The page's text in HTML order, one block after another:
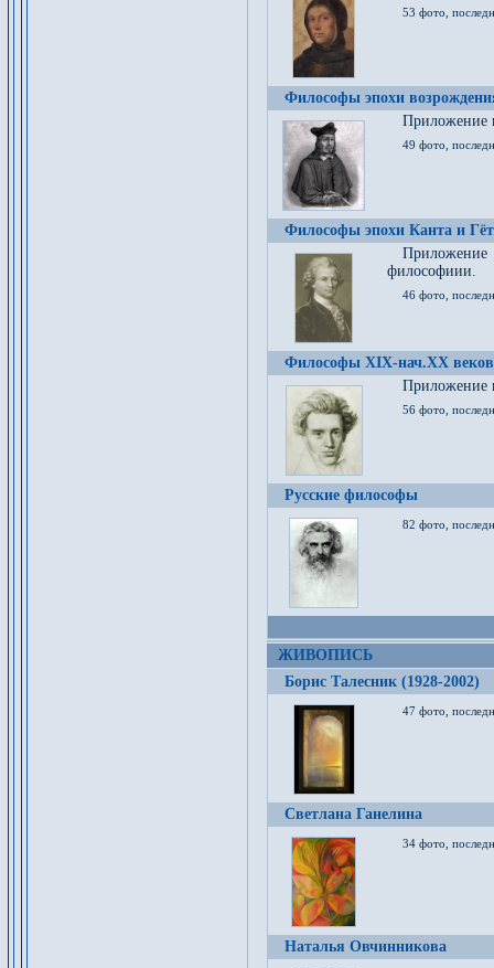
53 фото,
Философы эпохи
Приложение
49 фото,
Философы эпохи Канта и
философиии.
46 фото,
Философы XIX-нач.XX веков
Приложение
56 фото,
Русские философы
82 фото,
ЖИВОПИСЬ
Борис Талесник (1928-2002)
47 фото,
Светлана Ганелина
34 фото,
Наталья Овчинникова